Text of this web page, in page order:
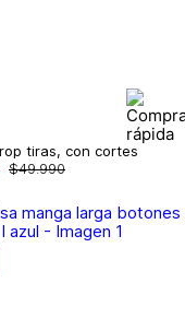
tiras, con cortes
$49.990